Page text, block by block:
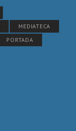
MEDIATECA
PORTADA